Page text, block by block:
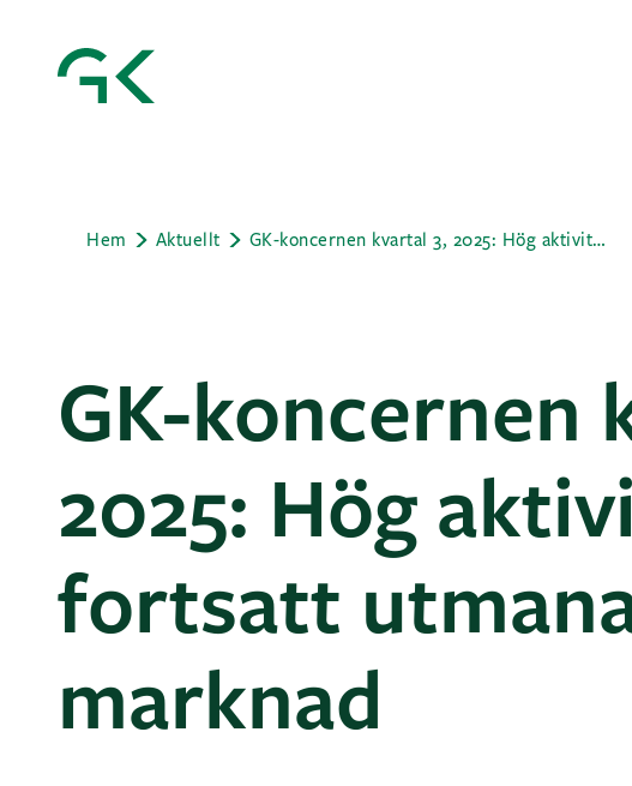
Hem Aktuellt GK-koncernen kvartal 3, 2025: Hög aktivitet, men fortsatt utmanande marknad
GK-koncernen
2025: Hög
fortsatt
marknad